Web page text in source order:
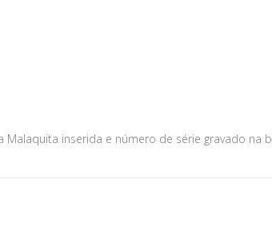
inserida e número de série gravado na